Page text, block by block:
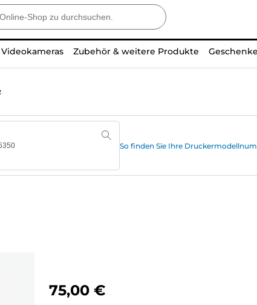
Zubehör & weitere Produkte
So finden Sie Ihre
75,00 €